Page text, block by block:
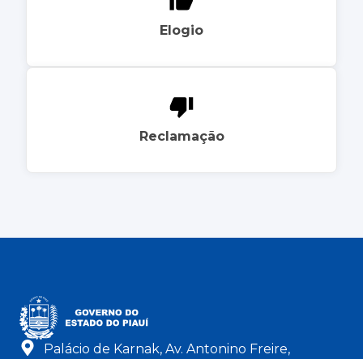
Elogio
Reclamação
Palácio de Karnak, Av. Antonino Freire,